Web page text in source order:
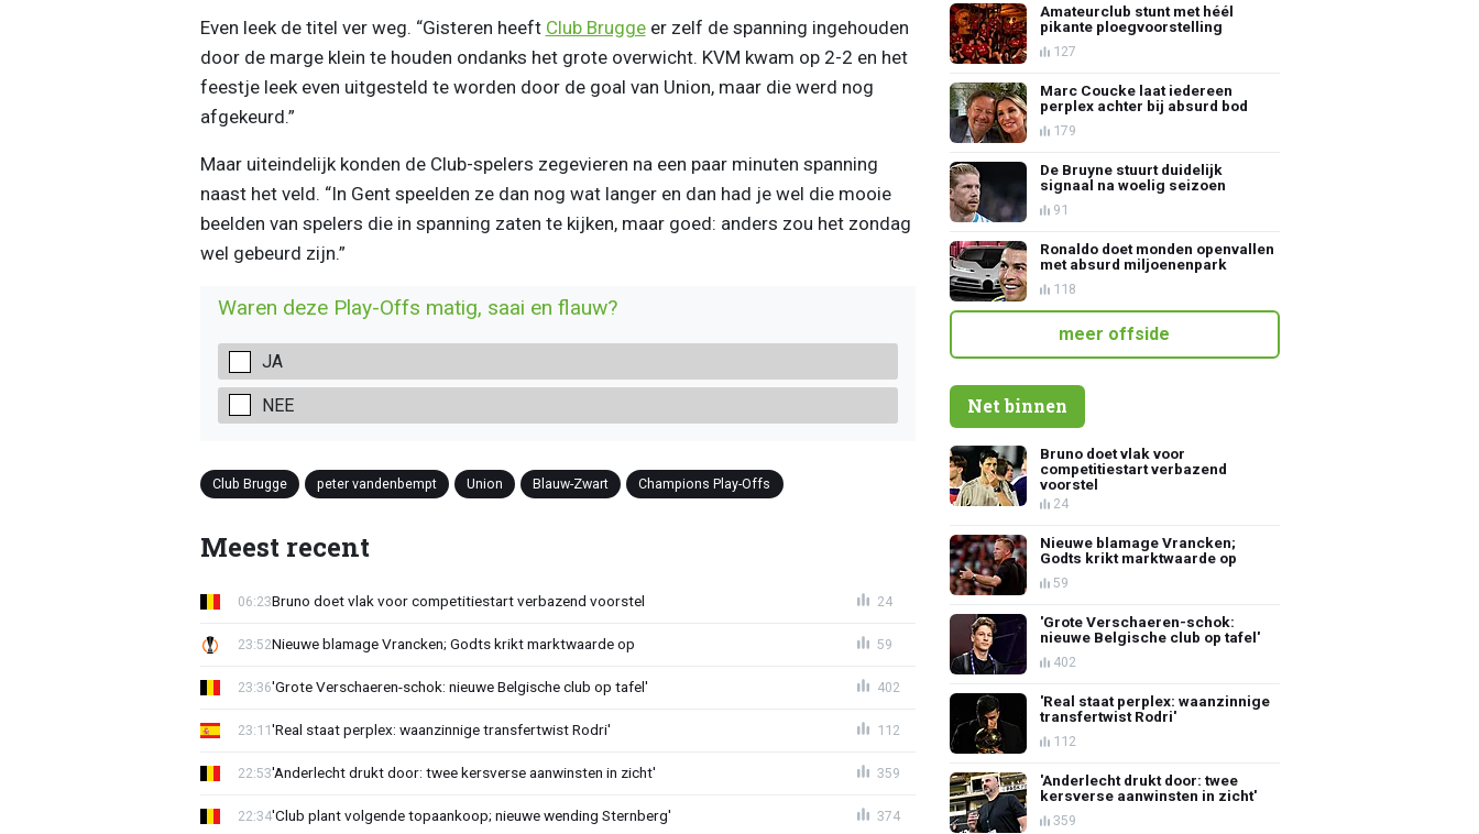
Even leek de titel ver weg. “Gisteren heeft Club Bruggeer zelf de spanning ingehouden
door de marge klein te houden ondanks het grote overwicht. KVM kwam op 2-2 en het
feestje leek even uitgesteld te worden door de goal van Union, maar die werd nog
afgekeurd.”
Maar uiteindelijk konden de Club-spelers zegevieren na een paar minuten spanning
naast het veld. “In Gent speelden ze dan nog wat langer en dan had je wel die mooie
beelden van spelers die in spanning zaten te kijken, maar goed: anders zou het zondag
wel gebeurd zijn.”
Waren deze Play-Offs matig, saai en flauw?
JA
NEE
Club Brugge peter vandenbempt Union Blauw-Zwart Champions Play-Offs
Meest recent
Bruno doet vlak voor competitiestart verbazend voorstel
06:23 24
Nieuwe blamage Vrancken; Godts krikt marktwaarde op
23:52 59
'Grote Verschaeren-schok: nieuwe Belgische club op tafel'
23:36 402
'Real staat perplex: waanzinnige transfertwist Rodri'
23:11 112
'Anderlecht drukt door: twee kersverse aanwinsten in zicht'
22:53 359
'Club plant volgende topaankoop; nieuwe wending Sternberg'
22:34 374
Amateurclub stunt met héél
pikante ploegvoorstelling
127
Marc Coucke laat iedereen
perplex achter bij absurd bod
179
De Bruyne stuurt duidelijk
signaal na woelig seizoen
91
Ronaldo doet monden openvallen
met absurd miljoenenpark
118
meer offside
Net binnen
Bruno doet vlak voor
competitiestart verbazend
voorstel
24
Nieuwe blamage Vrancken;
Godts krikt marktwaarde op
59
'Grote Verschaeren-schok:
nieuwe Belgische club op tafel'
402
'Real staat perplex: waanzinnige
transfertwist Rodri'
112
'Anderlecht drukt door: twee
kersverse aanwinsten in zicht'
359